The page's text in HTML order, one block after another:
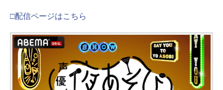
□配信ページはこちら